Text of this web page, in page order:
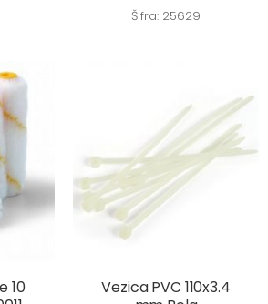
Šifra: 25629
10
Vezica PVC 110x3.4